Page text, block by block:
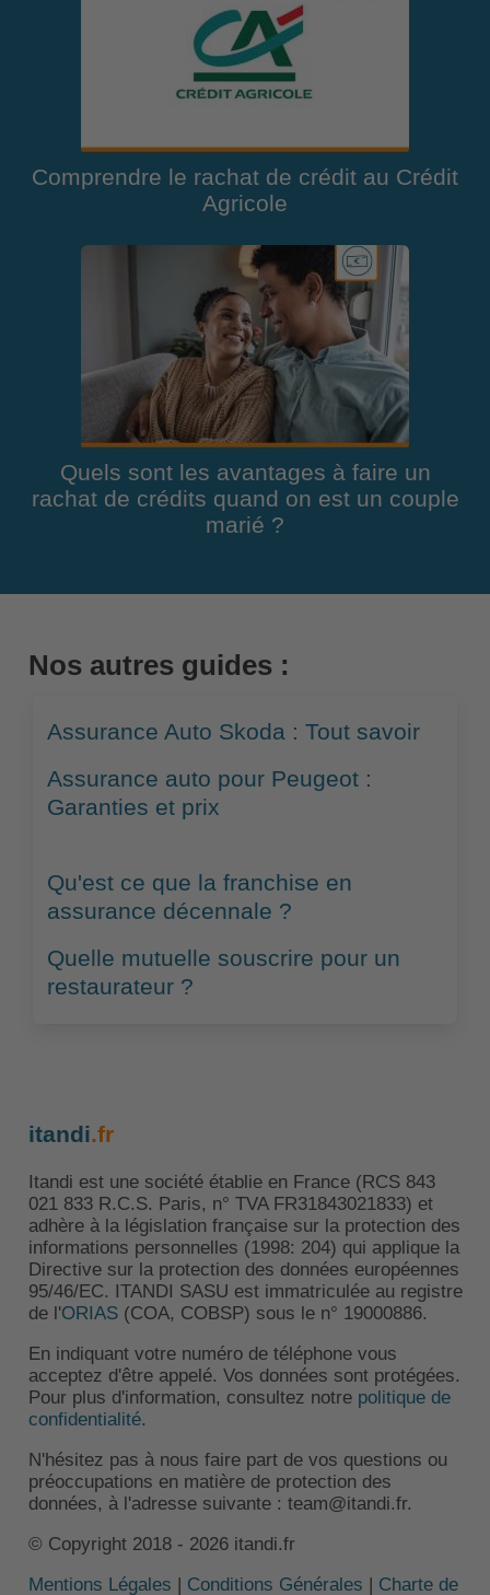
Comprendre le rachat de crédit au Crédit
Agricole
Quels sont les avantages à faire un
rachat de crédits quand on est un couple
marié ?
Nos autres guides :
Assurance Auto Skoda : Tout savoir
Assurance auto pour Peugeot :
Garanties et prix
Qu'est ce que la franchise en
assurance décennale ?
Quelle mutuelle souscrire pour un
restaurateur ?
itandi.fr
Itandi est une société établie en France (RCS 843
021 833 R.C.S. Paris, n° TVA FR31843021833) et
adhère à la législation française sur la protection des
informations personnelles (1998: 204) qui applique la
Directive sur la protection des données européennes
95/46/EC. ITANDI SASU est immatriculée au registre
de l'ORIAS(COA, COBSP) sous le n° 19000886.
En indiquant votre numéro de téléphone vous
acceptez d'être appelé. Vos données sont protégées.
Pour plus d'information, consultez notre politique de
confidentialité.
N'hésitez pas à nous faire part de vos questions ou
préoccupations en matière de protection des
données, à l'adresse suivante : team@itandi.fr.
© Copyright 2018 - 2026 itandi.fr
Mentions Légales
Conditions Générales Charte de